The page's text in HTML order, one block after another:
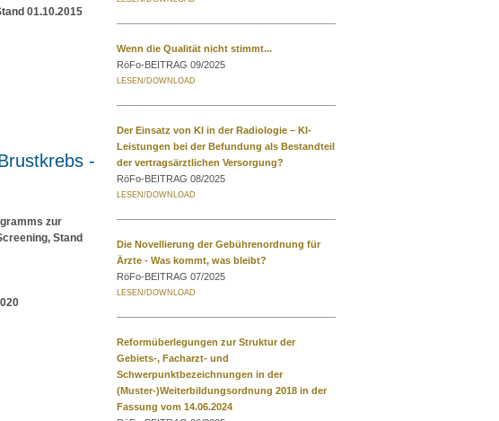
01.10.2015
-
zur
Stand
Wenn die Qualität nicht stimmt...
RöFo-BEITRAG 09/2025
Der Einsatz von KI in der Radiologie – KI-
Leistungen bei der Befundung als Bestandteil
der vertragsärztlichen Versorgung?
RöFo-BEITRAG 08/2025
Die Novellierung der Gebührenordnung für
Ärzte - Was kommt, was bleibt?
RöFo-BEITRAG 07/2025
Reformüberlegungen zur Struktur der
Gebiets-, Facharzt- und
Schwerpunktbezeichnungen in der
(Muster-)Weiterbildungsordnung 2018 in der
Fassung vom 14.06.2024